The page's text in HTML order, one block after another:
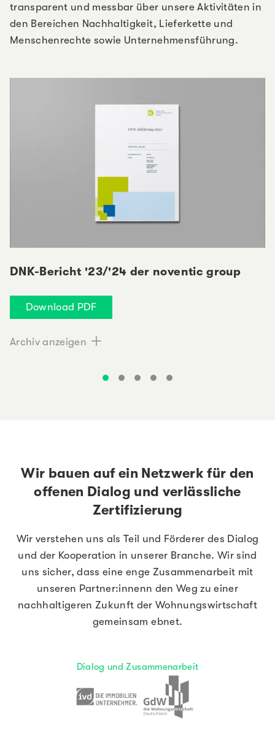
transparent und messbar über unsere Aktivitäten in
den Bereichen Nachhaltigkeit, Lieferkette und
Menschenrechte sowie Unternehmensführung.
DNK-Bericht '23/'24 der noventic group
Download PDF
Archiv anzeigen
Wir bauen auf ein Netzwerk für den
offenen Dialog und verlässliche
Zertifizierung
Wir verstehen uns als Teil und Förderer des Dialog
und der Kooperation in unserer Branche. Wir sind
uns sicher, dass eine enge Zusammenarbeit mit
unseren Partner:innenn den Weg zu einer
nachhaltigeren Zukunft der Wohnungswirtschaft
gemeinsam ebnet.
Dialog und Zusammenarbeit